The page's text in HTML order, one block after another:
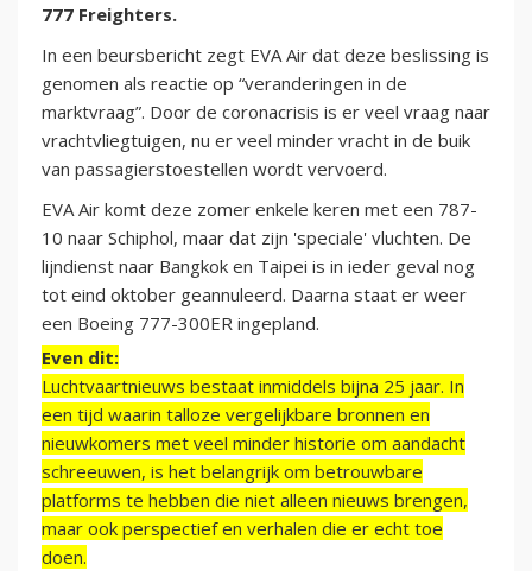
777 Freighters.
In een beursbericht zegt EVA Air dat deze beslissing is
genomen als reactie op “veranderingen in de
marktvraag”. Door de coronacrisis is er veel vraag naar
vrachtvliegtuigen, nu er veel minder vracht in de buik
van passagierstoestellen wordt vervoerd.
EVA Air komt deze zomer enkele keren met een 787-
10 naar Schiphol, maar dat zijn 'speciale' vluchten. De
lijndienst naar Bangkok en Taipei is in ieder geval nog
tot eind oktober geannuleerd. Daarna staat er weer
een Boeing 777-300ER ingepland.
Even dit:
Luchtvaartnieuws bestaat inmiddels bijna 25 jaar. In
een tijd waarin talloze vergelijkbare bronnen en
nieuwkomers met veel minder historie om aandacht
schreeuwen, is het belangrijk om betrouwbare
platforms te hebben die niet alleen nieuws brengen,
maar ook perspectief en verhalen die er echt toe
doen.